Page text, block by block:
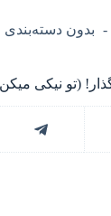
بدون دسته‌بندی
(تو نیکی